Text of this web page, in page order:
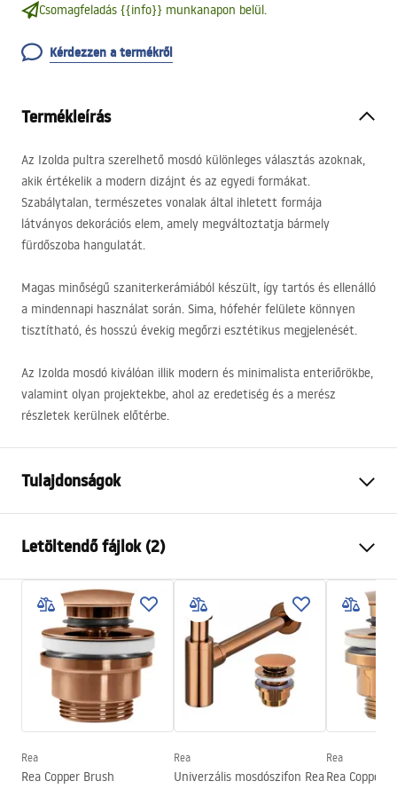
Csomagfeladás {{info}} munkanapon belül.
Kérdezzen a termékről
Termékleírás
Az Izolda pultra szerelhető mosdó különleges választás azoknak,
akik értékelik a modern dizájnt és az egyedi formákat.
Szabálytalan, természetes vonalak által ihletett formája
látványos dekorációs elem, amely megváltoztatja bármely
fürdőszoba hangulatát.
Magas minőségű szaniterkerámiából készült, így tartós és ellenálló
a mindennapi használat során. Sima, hófehér felülete könnyen
tisztítható, és hosszú évekig megőrzi esztétikus megjelenését.
Az Izolda mosdó kiválóan illik modern és minimalista enteriőrökbe,
valamint olyan projektekbe, ahol az eredetiség és a merész
részletek kerülnek előtérbe.
Tulajdonságok
Anyag
Szín
Fehér
Kivitel
Fényes
Hosszúság
525mm
Szélesség
455
Magasság
Mélység
Forma
szabványos
Letöltendő fájlok (2)
Telepítési utasítások
Basin.pdf
Garanciális feltételek
Warranty_Terms_and_Conditions_Basins_-_5.pdf
Rea
Rea Copper Brush
Rea
Univerzális mosdószifon Rea
Rea
Rea Copper